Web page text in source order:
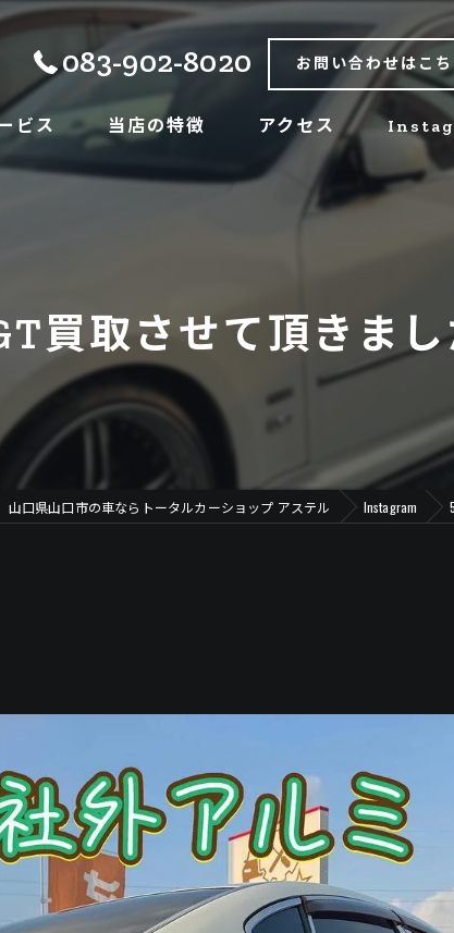
083-902-8020 お問い合わせはこち
ビス 当店の特徴
パーツアクセサリー販売
レンタカー
アクセス
買取させて頂きまし
山口県山口市の車ならトータルカーショップ アステル Instagram